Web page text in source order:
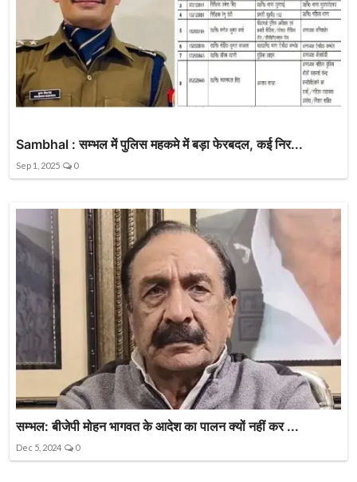
Sambhal : सम्भल में पुलिस महकमे में बड़ा फेरबदल, कई निर...
Sep 1, 2025 0
सम्भल: बीजेपी मोहन भागवत के आदेश का पालन क्यों नहीं कर ...
Dec 5, 2024 0